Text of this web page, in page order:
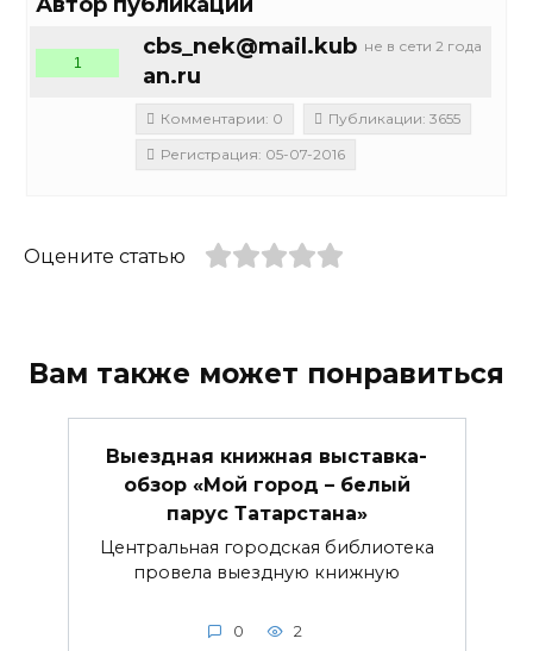
не в сети 2 года
cbs_nek@mail.kub
an.ru
1
Комментарии: 0
Публикации: 3655
Регистрация: 05-07-2016
Оцените статью
Вам также может понравиться
Выездная книжная выставка-
обзор «Мой город – белый
парус Татарстана»
Центральная городская библиотека
провела выездную книжную
0 2